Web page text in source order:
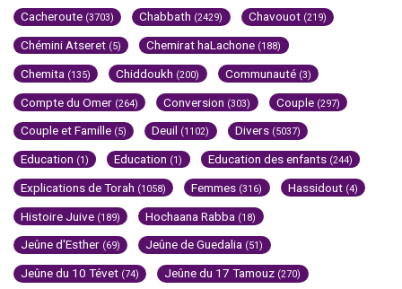
Cacheroute (3703) Chabbath (2429) Chavouot (219)
Chémini Atseret (5) Chemirat haLachone (188)
Chemita (135) Chiddoukh (200) Communauté (3)
Compte du Omer (264) Conversion (303) Couple (297)
Couple et Famille (5) Deuil (1102) Divers (5037)
Education (1) Education (1) Education des enfants (244)
Explications de Torah (1058) Femmes (316) Hassidout (4)
Histoire Juive (189) Hochaana Rabba (18)
Jeûne d'Esther (69) Jeûne de Guedalia (51)
Jeûne du 10 Tévet (74) Jeûne du 17 Tamouz (270)